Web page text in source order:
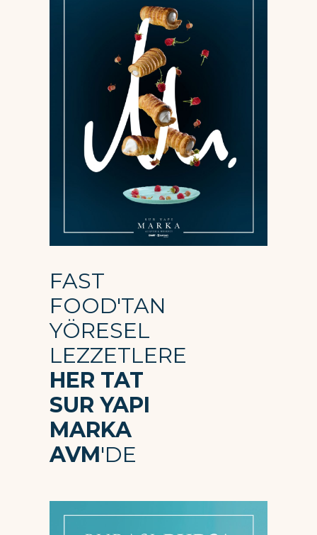
FAST
FOOD'TAN
YÖRESEL
LEZZETLERE
HER TAT
SUR YAPI
MARKA
AVM'DE